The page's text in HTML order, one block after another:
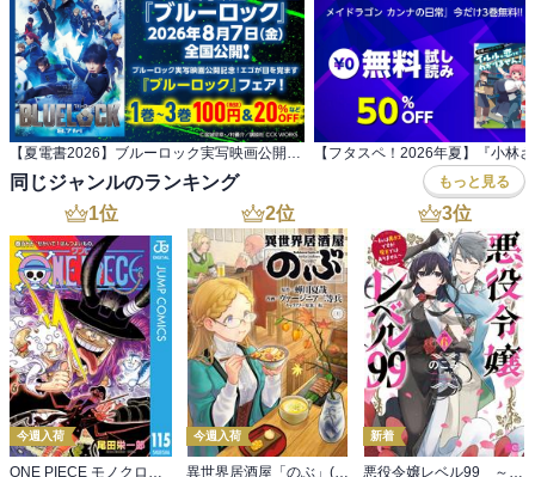
【夏電書2026】ブルーロック実写映画公開記念！ エゴが目を覚ます『ブルーロック』フェア！
同じジャンルのランキング もっと見る
1位
今週入荷
2位
今週入荷
3位
新着